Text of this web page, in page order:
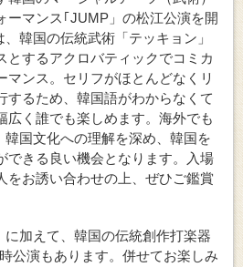
ーマンス｢JUMP」の松江公演を開
韓国の伝統武術「テッキョン」
とするアクロバティックでコミカ
マンス。セリフがほとんどなくリ
するため、韓国語がわからなくて
広く誰でも楽しめます。海外でも
国文化への理解を深め、韓国を
できる良い機会となります。入場
をお誘い合わせの上、ぜひご鑑賞
に加えて、韓国の伝統創作打楽器
公演もあります。併せてお楽しみ